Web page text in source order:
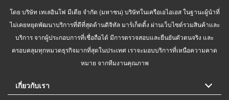
โดย บริษัท เทเลอินโฟ มีเดีย จำกัด (มหาชน) บริษัทในเครือเอไอเอส ในฐานะผู้นำที่
ไม่เคยหยุดพัฒนาบริการที่ดีที่สุดด้านดิจิทัล มาร์เก็ตติ้ง ผ่านเว็บไซต์รวมสินค้าและ
บริการ จากผู้ประกอบการที่เชื่อถือได้ มีการตรวจสอบและยืนยันตัวตนจริง และ
ครอบคลุมทุกหมวดธุรกิจมากที่สุดในประเทศ เราจะมอบบริการที่เหนือความคาด
หมาย จากทีมงานคุณภาพ
เกี่ยวกับเรา